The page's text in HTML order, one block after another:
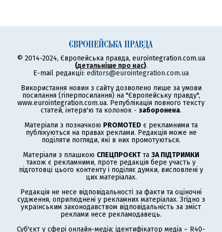
© 2014-2024, Європейська правда, eurointegration.com.ua
(детальніше про нас).
E-mail редакції: editors@eurointegration.com.ua
Використання новин з сайту дозволено лише за умови
посилання (гіперпосилання) на "Європейську правду",
www.eurointegration.com.ua. Републікація повного тексту
статей, інтерв'ю та колонок - заборонена.
Матеріали з позначкою PROMOTED є рекламними та
публікуються на правах реклами. Редакція може не
поділяти погляди, які в них промотуються.
Матеріали з плашкою СПЕЦПРОЄКТ та ЗА ПІДТРИМКИ
також є рекламними, проте редакція бере участь у
підготовці цього контенту і поділяє думки, висловлені у
цих матеріалах.
Редакція не несе відповідальності за факти та оціночні
судження, оприлюднені у рекламних матеріалах. Згідно з
українським законодавством відповідальність за зміст
реклами несе рекламодавець.
Суб'єкт у сфері онлайн-медіа; ідентифікатор медіа – R40-